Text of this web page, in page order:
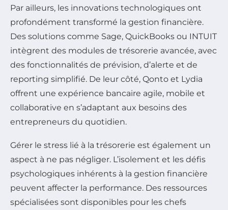
Par ailleurs, les innovations technologiques ont
profondément transformé la gestion financière.
Des solutions comme Sage, QuickBooks ou INTUIT
intègrent des modules de trésorerie avancée, avec
des fonctionnalités de prévision, d’alerte et de
reporting simplifié. De leur côté, Qonto et Lydia
offrent une expérience bancaire agile, mobile et
collaborative en s’adaptant aux besoins des
entrepreneurs du quotidien.
Gérer le stress lié à la trésorerie est également un
aspect à ne pas négliger. L’isolement et les défis
psychologiques inhérents à la gestion financière
peuvent affecter la performance. Des ressources
spécialisées sont disponibles pour les chefs